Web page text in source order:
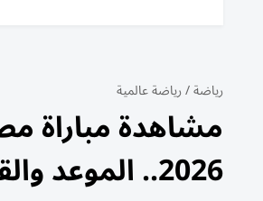
رياضة/رياضة عالمية
مشاهدة مباراة
2026.. الموعد والقنوات الناقلة